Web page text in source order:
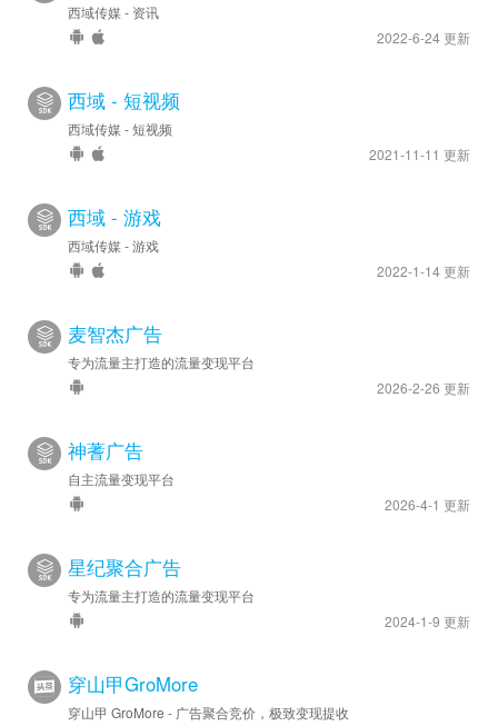
西域传媒 - 资讯
2022-6-24 更新
西域 - 短视频
西域传媒 - 短视频
2021-11-11 更新
西域 - 游戏
西域传媒 - 游戏
2022-1-14 更新
麦智杰广告
专为流量主打造的流量变现平台
2026-2-26 更新
神蓍广告
自主流量变现平台
2026-4-1 更新
星纪聚合广告
专为流量主打造的流量变现平台
2024-1-9 更新
穿山甲GroMore
穿山甲 GroMore - 广告聚合竞价，极致变现提收